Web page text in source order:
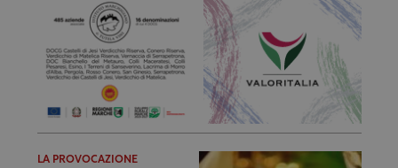
LA PROVOCAZIONE